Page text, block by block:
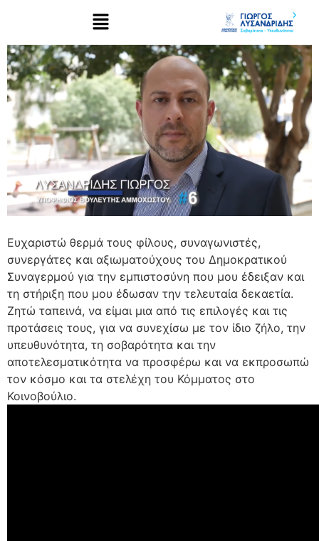
Ευχαριστώ θερμά τους φίλους, συναγωνιστές,
συνεργάτες και αξιωματούχους του Δημοκρατικού
Συναγερμού για την εμπιστοσύνη που μου έδειξαν και
τη στήριξη που μου έδωσαν την τελευταία δεκαετία.
Ζητώ ταπεινά, να είμαι μια από τις επιλογές και τις
προτάσεις τους, για να συνεχίσω με τον ίδιο ζήλο, την
υπευθυνότητα, τη σοβαρότητα και την
αποτελεσματικότητα να προσφέρω και να εκπροσωπώ
τον κόσμο και τα στελέχη του Κόμματος στο
Κοινοβούλιο.